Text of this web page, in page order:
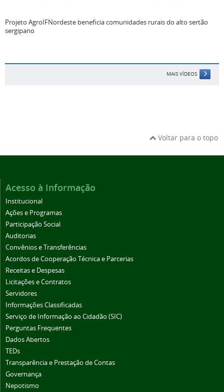
Projeto AgroIFNordeste beneficia comunidades rurais do alto sertão
sergipano
MAIS VÍDEOS
Voltar para o topo
Acesso à Informação
Institucional
Ações e Programas
Participação Social
Auditorias
Convênios e Transferências
Acordos de Cooperação Técnica e Parcerias
Receitas e Despesas
Licitações e Contratos
Servidores
Informações Classificadas
Serviço de Informação ao Cidadão (SIC)
Perguntas Frequentes
Dados Abertos
TEDs
Transparência e Prestação de Contas
Governança
Nepotismo